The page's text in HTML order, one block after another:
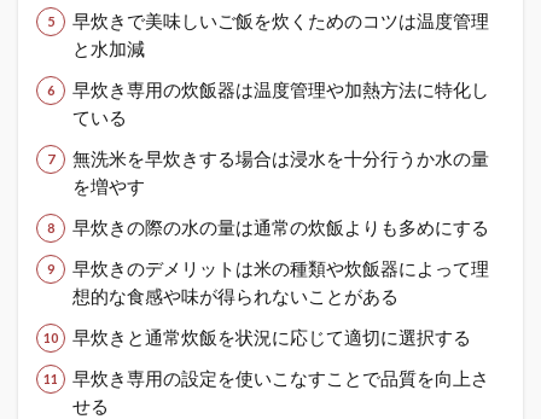
早炊きで美味しいご飯を炊くためのコツは温度管理
と水加減
早炊き専用の炊飯器は温度管理や加熱方法に特化し
ている
無洗米を早炊きする場合は浸水を十分行うか水の量
を増やす
早炊きの際の水の量は通常の炊飯よりも多めにする
早炊きのデメリットは米の種類や炊飯器によって理
想的な食感や味が得られないことがある
早炊きと通常炊飯を状況に応じて適切に選択する
早炊き専用の設定を使いこなすことで品質を向上さ
せる